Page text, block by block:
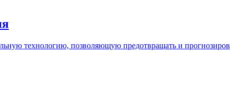
технологию, позволяющую предотвращать и